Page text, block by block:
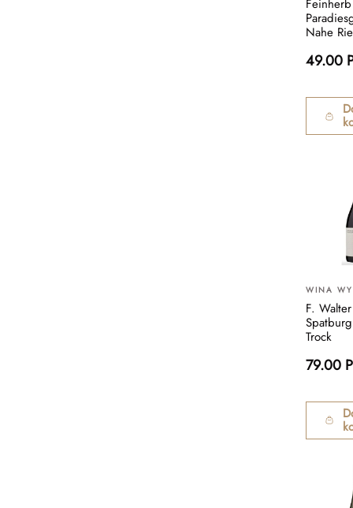
Feinherb
Nahe
49.00
WINA
F.
Trock
79.00